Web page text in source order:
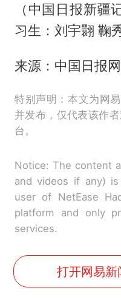
（中国日报新疆
习生：刘宇翾 鞠
来源：中国日报网
特别声明：本文为网
并发布，仅代表该作
台。
Notice: The content
and videos if any)
user of NetEase
platform and only
services.
打开网易